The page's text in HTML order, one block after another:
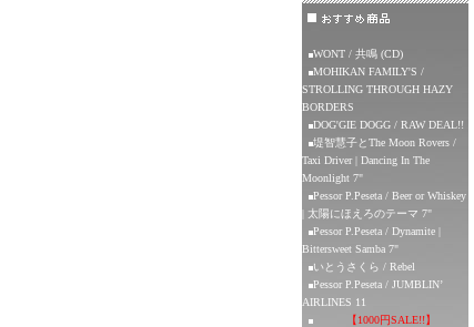
WONT / 共鳴 (CD)
MOHIKAN FAMILY'S /
STROLLING THROUGH HAZY
BORDERS
DOG'GIE DOGG / RAW DEAL!!
堤智慧子とThe Moon Rovers /
Taxi Driver | Dancing In The
Moonlight 7"
Pessor P.Peseta / Beer or Whiskey
| 太陽にほえろのテーマ 7"
Pessor P.Peseta / Dynamite |
Bittersweet Samba 7"
いとうさくら / Rebel
Pessor P.Peseta / JUMBLIN’
AIRLINES 11
【1000円SALE!!】